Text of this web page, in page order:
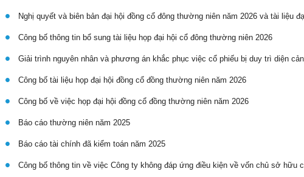
Nghị quyết và biên bản đại hội đồng cổ đông thường niên năm 2026 và tài liệu
Công bố thông tin bổ sung tài liệu họp đại hội cổ đông thường niên 2026
Giải trình nguyên nhân và phương án khắc phục việc cổ phiếu bị duy trì diện
Công bố tài liệu họp đại hội đồng cổ đồng thường niên năm 2026
Công bố về việc họp đại hội đồng cổ đồng thường niên năm 2026
Báo cáo thường niên năm 2025
Báo cáo tài chính đã kiểm toán năm 2025
Công bố thông tin về việc Công ty không đáp ứng điều kiện về vốn chủ sở hữu